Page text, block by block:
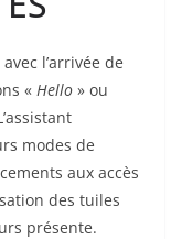
l’arrivée de
« Hello » ou
modes de
aux accès
des tuiles
présente.